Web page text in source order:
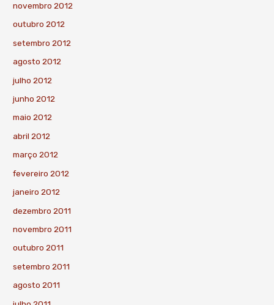
novembro 2012
outubro 2012
setembro 2012
agosto 2012
julho 2012
junho 2012
maio 2012
abril 2012
março 2012
fevereiro 2012
janeiro 2012
dezembro 2011
novembro 2011
outubro 2011
setembro 2011
agosto 2011